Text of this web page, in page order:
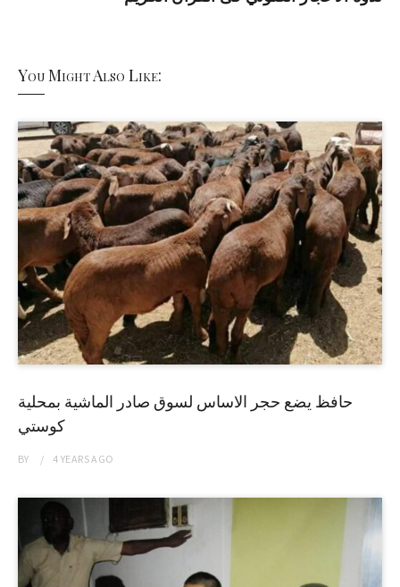
You Might Also Like:
حافظ يضع حجر الاساس لسوق صادر الماشية بمحلية
كوستي
BY 4 YEARSAGO